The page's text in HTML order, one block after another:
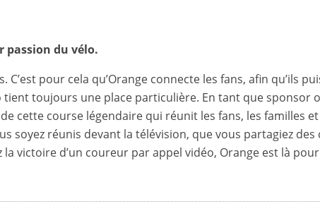
passion du vélo.
pour cela qu’Orange connecte les fans, afin qu’ils
toujours une place particulière. En tant que sponsor
cette course légendaire qui réunit les fans, les familles
soyez réunis devant la télévision, que vous partagiez
victoire d’un coureur par appel vidéo, Orange est là